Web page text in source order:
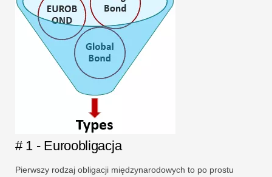
# 1 - Euroobligacja
Pierwszy rodzaj obligacji międzynarodowych to po prostu